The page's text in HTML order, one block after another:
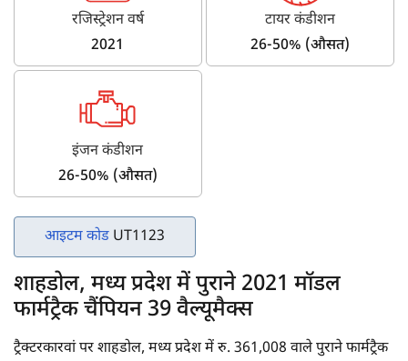
रजिस्ट्रेशन वर्ष
2021
टायर कंडीशन
26-50% (औसत)
इंजन कंडीशन
26-50% (औसत)
आइटम कोड UT1123
शाहडोल, मध्य प्रदेश में पुराने 2021 मॉडल
फार्मट्रैक चैंपियन 39 वैल्यूमैक्स
ट्रैक्टरकारवां पर शाहडोल, मध्य प्रदेश में रु. 361,008 वाले पुराने फार्मट्रैक